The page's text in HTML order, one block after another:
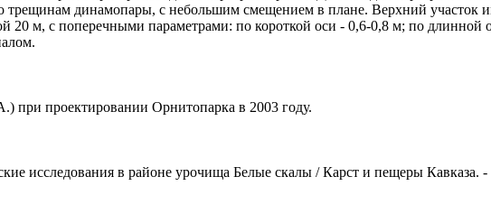
трещинам динамопары, с небольшим смещением в плане. Верхний
20 м, с поперечными параметрами: по короткой оси - 0,6-0,8 м; по
при проектировании Орнитопарка в 2003 году.
исследования в районе урочища Белые скалы / Карст и пещеры Кавказа.